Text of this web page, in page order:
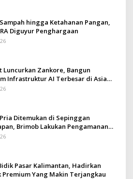
hingga Ketahanan Pangan,
Diguyur Penghargaan
Luncurkan Zankore, Bangun
Infrastruktur AI Terbesar di Asia
Ditemukan di Sepinggan
Brimob Lakukan Pengamanan
Pasar Kalimantan, Hadirkan
Premium Yang Makin Terjangkau